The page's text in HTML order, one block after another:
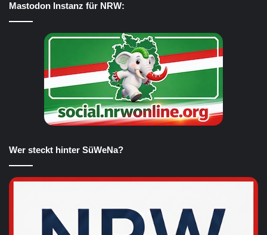
Mastodon Instanz für NRW:
Wer steckt hinter SüWeNa?